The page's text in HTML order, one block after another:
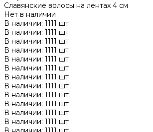
Славянские волосы на лентах 4 см
Нет в наличии
В наличии: 1111 шт
В наличии: 1111 шт
В наличии: 1111 шт
В наличии: 1111 шт
В наличии: 1111 шт
В наличии: 1111 шт
В наличии: 1111 шт
В наличии: 1111 шт
В наличии: 1111 шт
В наличии: 1111 шт
В наличии: 1111 шт
В наличии: 1111 шт